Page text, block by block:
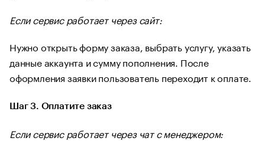
Если сервис работает через сайт:
Нужно открыть форму заказа, выбрать услугу, указать
данные аккаунта и сумму пополнения. После
оформления заявки пользователь переходит к оплате.
Шаг 3. Оплатите заказ
Если сервис работает через чат с менеджером: